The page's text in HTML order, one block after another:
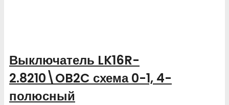
Выключатель LK16R-
2.8210\OB2C схема 0-1, 4-
полюсный